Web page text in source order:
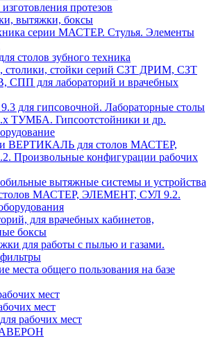
протезов
вытяжки, боксы
серии МАСТЕР. Стулья. Элементы
столов зубного техника
столики, стойки серий СЗТ ДРИМ, СЗТ
для лабораторий и врачебных
для гипсовочной. Лабораторные столы
ТУМБА. Гипсоотстойники и др.
ВЕРТИКАЛЬ для столов МАСТЕР,
конфигурации рабочих
вытяжные системы и устройства
столов МАСТЕР, ЭЛЕМЕНТ, СУЛ 9.2.
для врачебных кабинетов,
боксы
для работы с пылью и газами.
места общего пользования на базе
мест
мест
рабочих мест
АВЕРОН